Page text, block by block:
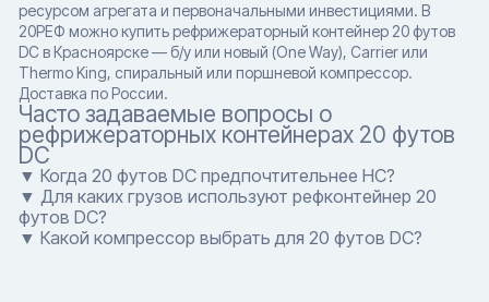
ресурсом агрегата и первоначальными инвестициями. В
20РЕФ можно купить рефрижераторный контейнер 20 футов
DC в Красноярске — б/у или новый (One Way), Carrier или
Thermo King, спиральный или поршневой компрессор.
Доставка по России.
Часто задаваемые вопросы о
рефрижераторных контейнерах 20 футов
DC
▼ Когда 20 футов DC предпочтительнее HC?
▼ Для каких грузов используют рефконтейнер 20
футов DC?
▼ Какой компрессор выбрать для 20 футов DC?